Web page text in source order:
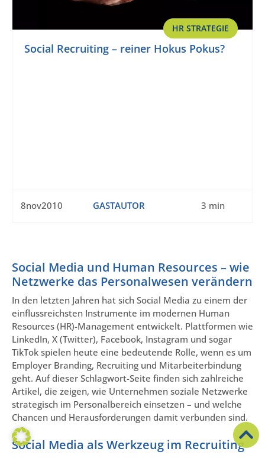
HR STRATEGIE
Social Recruiting – reiner Hokus Pokus?
8nov2010 GASTAUTOR 3 min
Social Media und Human Resources – wie
Netzwerke das Personalwesen verändern
In den letzten Jahren hat sich Social Media zu einem der
einflussreichsten Instrumente im modernen Human
Resources (HR)-Management entwickelt. Plattformen wie
LinkedIn, X (Twitter), Facebook, Instagram und sogar
TikTok spielen heute eine bedeutende Rolle, wenn es um
Employer Branding, Recruiting und Mitarbeiterbindung
geht. Auf dieser Schlagwort-Seite finden sich zahlreiche
Artikel, die zeigen, wie Unternehmen soziale Netzwerke
strategisch im Personalbereich einsetzen – und welche
Chancen und Herausforderungen damit verbunden sind.
Social Media als Werkzeug im Recruiting